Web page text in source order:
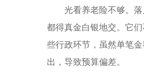
光看养老险不够。落
都得真金白银地交。它
些行政环节，虽然单笔
出，导致预算偏差。